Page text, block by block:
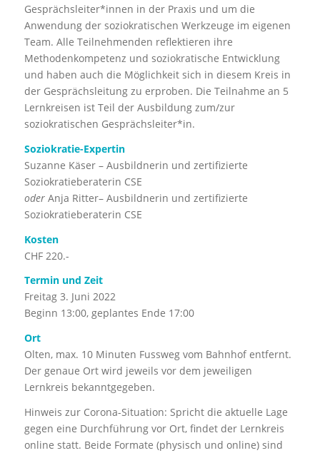
Gesprächsleiter*innen in der Praxis und um die
Anwendung der soziokratischen Werkzeuge im eigenen
Team. Alle Teilnehmenden reflektieren ihre
Methodenkompetenz und soziokratische Entwicklung
und haben auch die Möglichkeit sich in diesem Kreis in
der Gesprächsleitung zu erproben. Die Teilnahme an 5
Lernkreisen ist Teil der Ausbildung zum/zur
soziokratischen Gesprächsleiter*in.
Soziokratie-Expertin
Suzanne Käser – Ausbildnerin und zertifizierte
Soziokratieberaterin CSE
oderAnja Ritter– Ausbildnerin und zertifizierte
Soziokratieberaterin CSE
Kosten
CHF 220.-
Termin und Zeit
Freitag 3. Juni 2022
Beginn 13:00, geplantes Ende 17:00
Ort
Olten, max. 10 Minuten Fussweg vom Bahnhof entfernt.
Der genaue Ort wird jeweils vor dem jeweiligen
Lernkreis bekanntgegeben.
Hinweis zur Corona-Situation:​ Spricht die aktuelle Lage
gegen eine Durchführung vor Ort, findet der Lernkreis
online statt. Beide Formate (physisch und online) sind